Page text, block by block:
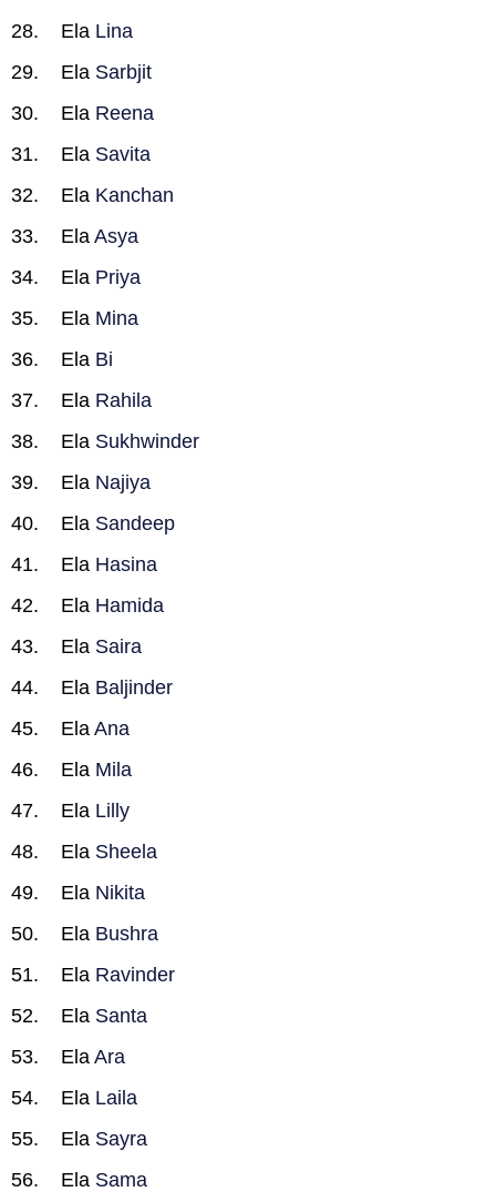
Ela Lina
Ela Sarbjit
Ela Reena
Ela Savita
Ela Kanchan
Ela Asya
Ela Priya
Ela Mina
Ela Bi
Ela Rahila
Ela Sukhwinder
Ela Najiya
Ela Sandeep
Ela Hasina
Ela Hamida
Ela Saira
Ela Baljinder
Ela Ana
Ela Mila
Ela Lilly
Ela Sheela
Ela Nikita
Ela Bushra
Ela Ravinder
Ela Santa
Ela Ara
Ela Laila
Ela Sayra
Ela Sama